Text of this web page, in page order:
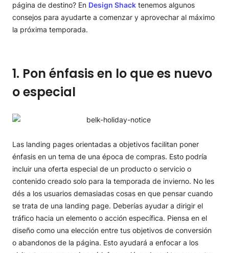
página de destino? En Design Shack tenemos algunos
consejos para ayudarte a comenzar y aprovechar al máximo
la próxima temporada.
1. Pon énfasis en lo que es nuevo
o especial
Las landing pages orientadas a objetivos facilitan poner
énfasis en un tema de una época de compras. Esto podría
incluir una oferta especial de un producto o servicio o
contenido creado solo para la temporada de invierno. No les
dés a los usuarios demasiadas cosas en que pensar cuando
se trata de una landing page. Deberías ayudar a dirigir el
tráfico hacia un elemento o acción específica. Piensa en el
diseño como una elección entre tus objetivos de conversión
o abandonos de la página. Esto ayudará a enfocar a los